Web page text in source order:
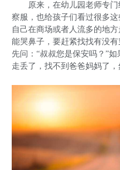
原来，在幼儿园老师专门
察服，也给孩子们看过很多
自己在商场或者人流多的地
能哭鼻子，要赶紧找找有没
先问：“叔叔您是保安吗？”
走丢了，找不到爸爸妈妈了，